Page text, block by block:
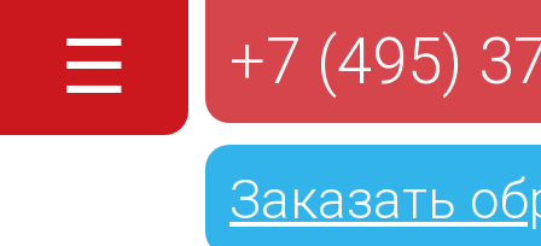
☰ +7 (495)
Заказать